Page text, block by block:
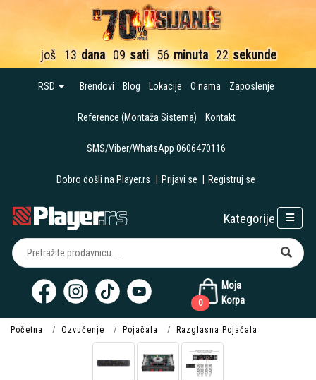
još 13 dana 09 sati 56 minuta 22 sekunde
RSD Brendovi Blog Lokacije O nama Zaposlenje
Reference (Montaža Sistema) Kontakt
SMS/Viber/WhatsApp 0606470116
Dobro došli na Player.rs Prijavi se Registruj se
Moja
Korpa
0
Kategorije
Početna Ozvučenje Pojačala Razglasna Pojačala